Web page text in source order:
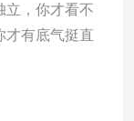
立，你才看不
才有底气挺直